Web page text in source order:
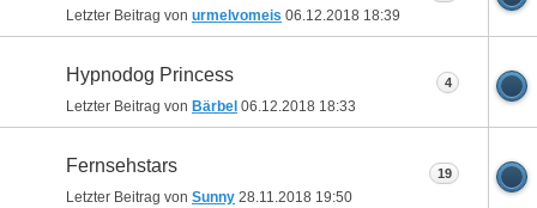
Letzter Beitrag von urmelvomeis 06.12.2018 18:39
Hypnodog Princess
Letzter Beitrag von Bärbel 06.12.2018 18:33
4
Fernsehstars
Letzter Beitrag von Sunny 28.11.2018 19:50
19